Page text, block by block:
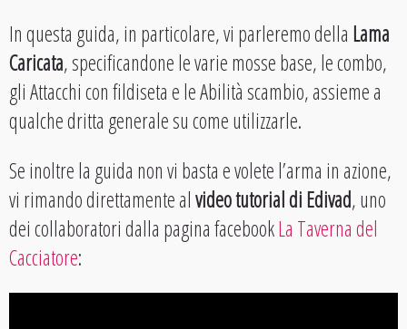
In questa guida, in particolare, vi parleremo della Lama
Caricata, specificandone le varie mosse base, le combo,
gli Attacchi con fildiseta e le Abilità scambio, assieme a
qualche dritta generale su come utilizzarle.
Se inoltre la guida non vi basta e volete l’arma in azione,
vi rimando direttamente alvideo tutorial di Edivad, uno
dei collaboratori dalla pagina facebookLa Taverna del
Cacciatore: